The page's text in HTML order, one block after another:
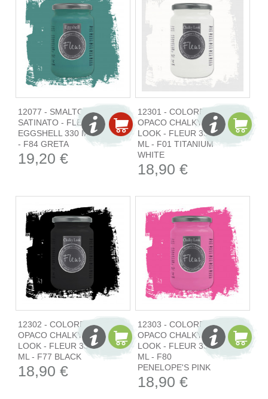
12077 - SMALTO
SATINATO - FLEUR
EGGSHELL 330 ML
- F84 GRETA
19,20 €
12301 - COLORE
OPACO CHALKY
LOOK - FLEUR 330
ML - F01 TITANIUM
WHITE
18,90 €
12302 - COLORE
OPACO CHALKY
LOOK - FLEUR 330
ML - F77 BLACK
18,90 €
12303 - COLORE
OPACO CHALKY
LOOK - FLEUR 330
ML - F80
PENELOPE'S PINK
18,90 €